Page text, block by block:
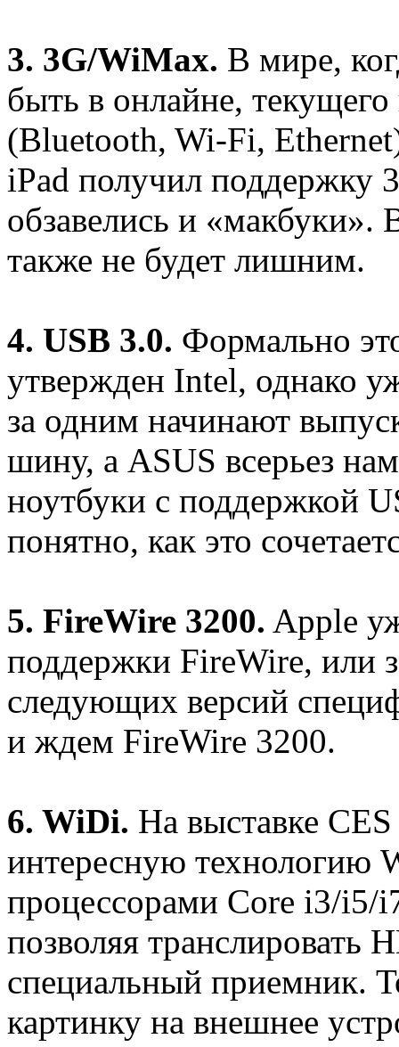
3. 3G/WiMax. В мире,
быть в онлайне,
(Bluetooth, Wi-Fi,
iPad получил поддержку
обзавелись и
также не будет лишним.
4. USB 3.0. Формально
утвержден Intel, однако
за одним начинают
шину, а ASUS всерьез
ноутбуки с поддержкой
понятно, как это
5. FireWire 3200. Apple
поддержки FireWire, или
следующих версий
и ждем FireWire 3200.
6. WiDi. На выставке
интересную технологию
процессорами Core i3/
позволяя транслировать
специальный приемник.
картинку на внешнее